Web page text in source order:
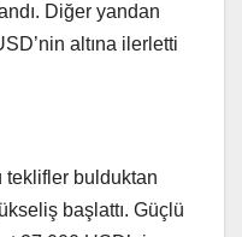
Diğer yandan
altına ilerletti
teklifler bulduktan
başlattı. Güçlü